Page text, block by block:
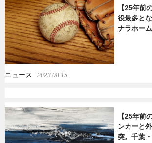
【25年前
役最多と
ナラホー
ニュース 2023.08.15
【25年前
ンカーと
突。千葉